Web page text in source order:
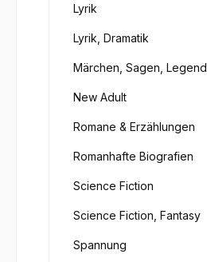
Lyrik
Lyrik, Dramatik
Märchen, Sagen,
New Adult
Romane & Erzählungen
Romanhafte Biografien
Science Fiction
Science Fiction, Fantasy
Spannung